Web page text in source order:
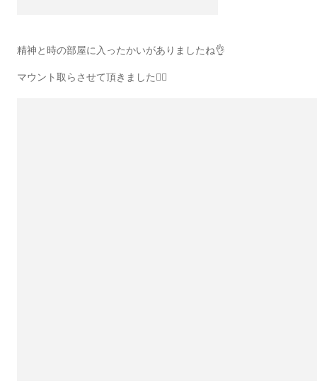
精神と時の部屋に入ったかいがありましたね👌
マウント取らさせて頂きました🙋‍♀️